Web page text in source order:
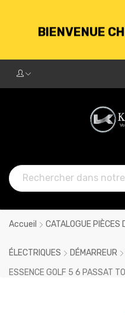
BIENVENUE
250DT
Accueil CATALOGUE PIÈCES
ÉLECTRIQUES DÉMARREUR
ESSENCE GOLF 5 6 PASSAT